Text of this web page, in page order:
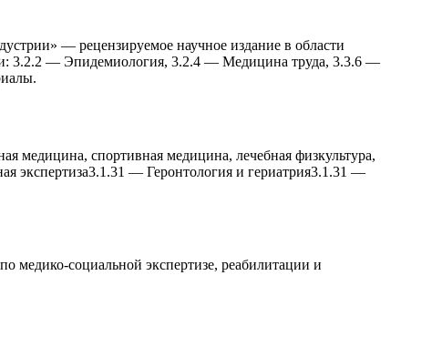
— рецензируемое научное издание в области
3.2.2 — Эпидемиология, 3.2.4 — Медицина труда, 3.3.6 —
медицина, спортивная медицина, лечебная физкультура,
экспертиза3.1.31 — Геронтология и гериатрия3.1.31 —
медико-социальной экспертизе, реабилитации и